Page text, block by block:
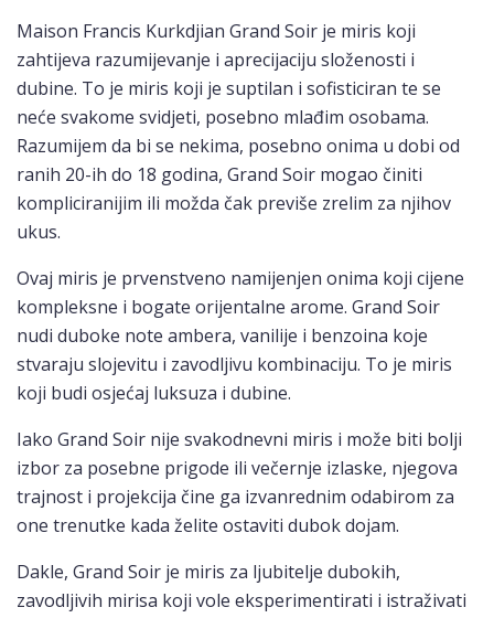
Maison Francis Kurkdjian Grand Soir je miris koji
zahtijeva razumijevanje i aprecijaciju složenosti i
dubine. To je miris koji je suptilan i sofisticiran te se
neće svakome svidjeti, posebno mlađim osobama.
Razumijem da bi se nekima, posebno onima u dobi od
ranih 20-ih do 18 godina, Grand Soir mogao činiti
kompliciranijim ili možda čak previše zrelim za njihov
ukus.
Ovaj miris je prvenstveno namijenjen onima koji cijene
kompleksne i bogate orijentalne arome. Grand Soir
nudi duboke note ambera, vanilije i benzoina koje
stvaraju slojevitu i zavodljivu kombinaciju. To je miris
koji budi osjećaj luksuza i dubine.
Iako Grand Soir nije svakodnevni miris i može biti bolji
izbor za posebne prigode ili večernje izlaske, njegova
trajnost i projekcija čine ga izvanrednim odabirom za
one trenutke kada želite ostaviti dubok dojam.
Dakle, Grand Soir je miris za ljubitelje dubokih,
zavodljivih mirisa koji vole eksperimentirati i istraživati